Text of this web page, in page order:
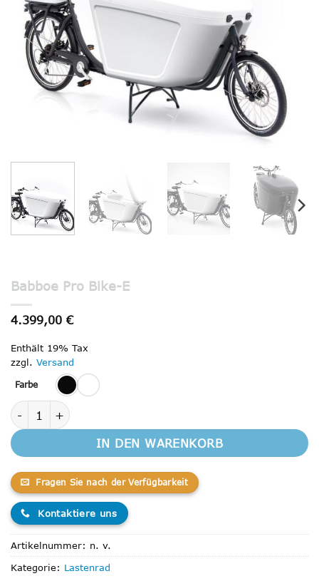
Babboe Pro Bike-E
4.399,00 €
Enthält 19% Tax
zzgl. Versand
Farbe
Babboe Pro Bike-E Menge
IN DEN WARENKORB
Fragen Sie nach der Verfügbarkeit
Kontaktiere uns
Artikelnummer: n. v.
Kategorie: Lastenrad